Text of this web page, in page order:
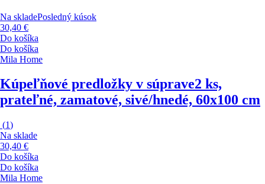
Na skladePosledný kúsok
30,40 €
Do košíka
Do košíka
Mila Home
Kúpeľňové predložky v súprave2 ks,
prateľné, zamatové, sivé/hnedé, 60x100 cm
(1)
Na sklade
30,40 €
Do košíka
Do košíka
Mila Home